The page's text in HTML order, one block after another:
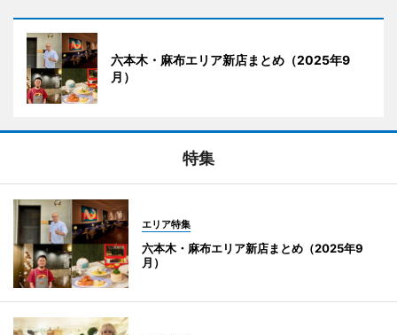
六本木・麻布エリア新店まとめ（2025年9
月）
特集
エリア特集
六本木・麻布エリア新店まとめ（2025年9
月）